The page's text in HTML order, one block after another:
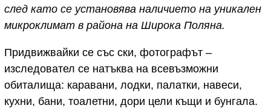
след като се установява наличието на уникален
микроклимат в района на Широка Поляна.
Придвижвайки се със ски, фотографът –
изследовател се натъква на всевъзможни
обиталища: каравани, лодки, палатки, навеси,
кухни, бани, тоалетни, дори цели къщи и бунгала.